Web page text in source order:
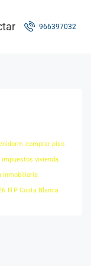
966397032
comprar piso
impuestos vivienda
inmobiliaria
ITP Costa Blanca